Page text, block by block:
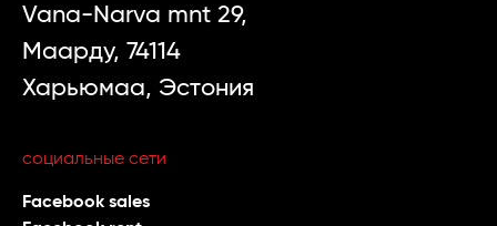
Vana-Narva mnt 29,
Маарду, 74114
Харьюмаа, Эстония
социальные сети
Facebook sales